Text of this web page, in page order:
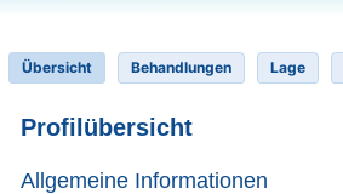
Übersicht Behandlungen Lage
Profilübersicht
Allgemeine Informationen